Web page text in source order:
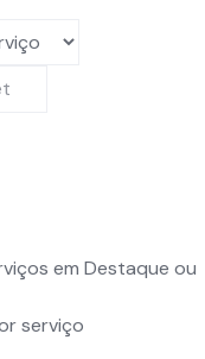
em Destaque ou
serviço